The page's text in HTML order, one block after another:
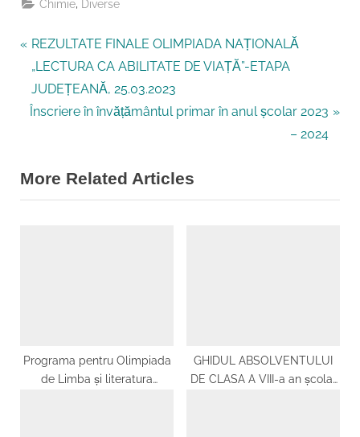
Chimie Diverse
Navigare
în
articole
P
e
v
u
s
REZULTATE FINALE OLIMPIADA NAȚIONALĂ
„LECTURA CA ABILITATE DE VIAȚĂ”-ETAPA
JUDEȚEANĂ, 25.03.2023
N
t
P
Înscriere în învățământul primar în anul școlar 2023
– 2024
More Related Articles
Programa pentru Olimpiada
de Limba și literatura
GHIDUL ABSOLVENTULUI
DE CLASA A VIII-a an școlar